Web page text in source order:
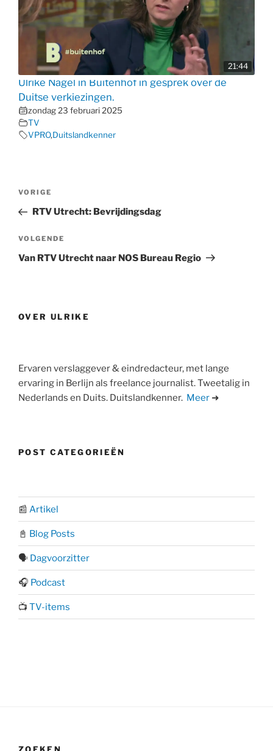
21:44
Ulrike Nagel in Buitenhof in gesprek over de
Duitse verkiezingen.
zondag 23 februari 2025
TV
VPRO,Duitslandkenner
Bericht
Vorig
bericht
VORIGE
RTV Utrecht: Bevrijdingsdag
Volgend
bericht
VOLGENDE
Van RTV Utrecht naar NOS Bureau Regio
OVER ULRIKE
Ervaren verslaggever & eindredacteur, met lange
ervaring in Berlijn als freelance journalist. Tweetalig in
Nederlands en Duits. Duitslandkenner. Meer ➜
POST CATEGORIEËN
📰 Artikel
📓 Blog Posts
🗣️ Dagvoorzitter
🎧 Podcast
📺 TV-items
ZOEKEN